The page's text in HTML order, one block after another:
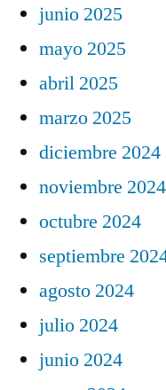
junio 2025
mayo 2025
abril 2025
marzo 2025
diciembre 2024
noviembre 2024
octubre 2024
septiembre
agosto 2024
julio 2024
junio 2024